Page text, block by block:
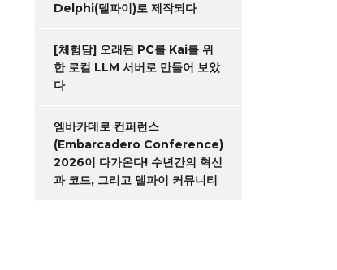
Delphi(델파이)로 제작되다
[체험담] 오래된 PC를 Kai를 위
한 로컬 LLM 서버로 만들어 보았
다
엠바카데로 컨퍼런스
(Embarcadero Conference)
2026이 다가온다! 수년간의 혁신
과 코드, 그리고 델파이 커뮤니티